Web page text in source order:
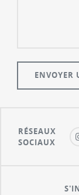
RÉSEAUX
SOCIAUX